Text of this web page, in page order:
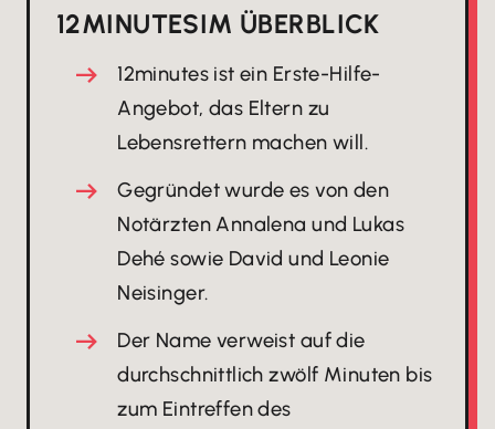
12MINUTESIM ÜBERBLICK
12minutes ist ein Erste-Hilfe-
Angebot, das Eltern zu
Lebensrettern machen will.
Gegründet wurde es von den
Notärzten Annalena und Lukas
Dehé sowie David und Leonie
Neisinger.
Der Name verweist auf die
durchschnittlich zwölf Minuten bis
zum Eintreffen des